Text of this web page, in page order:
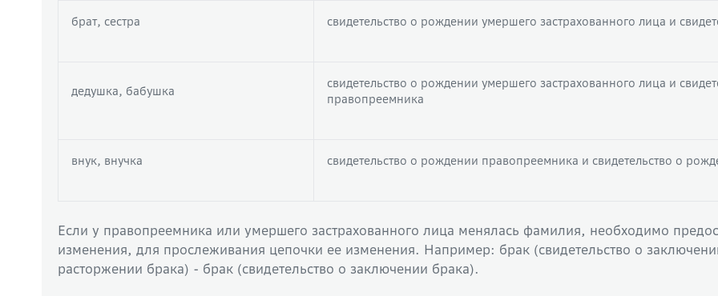
брат, сестра свидетельство о рождении умершего застрахованного лица и
дедушка, бабушка
свидетельство о рождении умершего застрахованного лица и
правопреемника
внук, внучка свидетельство о рождении правопреемника и свидетельство о
Если у правопреемника или умершего застрахованного лица менялась фамилия, необходимо
изменения, для прослеживания цепочки ее изменения. Например: брак (свидетельство о
расторжении брака) - брак (свидетельство о заключении брака).